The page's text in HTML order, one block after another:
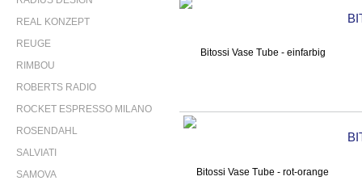
REAL KONZEPT
REUGE
RIMBOU
ROBERTS RADIO
ROCKET ESPRESSO MILANO
ROSENDAHL
SALVIATI
SAMOVA